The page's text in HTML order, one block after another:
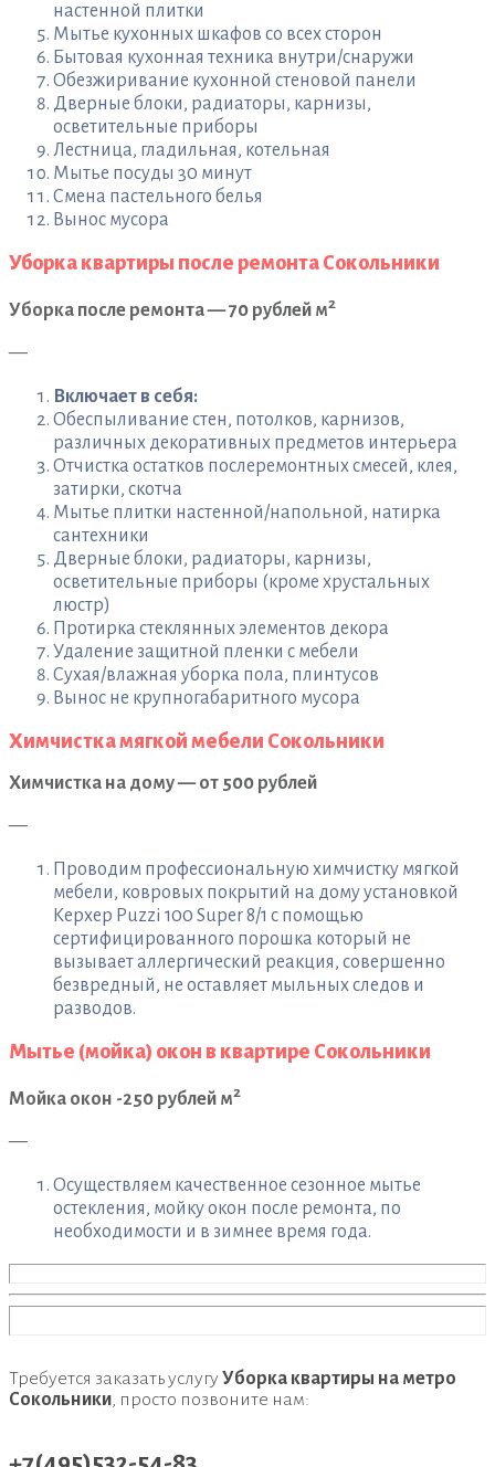
настенной плитки
Мытье кухонных шкафов со всех сторон
Бытовая кухонная техника внутри/снаружи
Обезжиривание кухонной стеновой панели
Дверные блоки, радиаторы, карнизы,
осветительные приборы
Лестница, гладильная, котельная
Мытье посуды 30 минут
Смена пастельного белья
Вынос мусора
Уборка квартиры после ремонта Сокольники
Уборка после ремонта — 70 рублей м2
—
Включает в себя:
Обеспыливание стен, потолков, карнизов,
различных декоративных предметов интерьера
Отчистка остатков послеремонтных смесей, клея,
затирки, скотча
Мытье плитки настенной/напольной, натирка
сантехники
Дверные блоки, радиаторы, карнизы,
осветительные приборы (кроме хрустальных
люстр)
Протирка стеклянных элементов декора
Удаление защитной пленки с мебели
Сухая/влажная уборка пола, плинтусов
Вынос не крупногабаритного мусора
Химчистка мягкой мебели Сокольники
Химчистка на дому — от 500 рублей
—
Проводим профессиональную химчистку мягкой
мебели, ковровых покрытий на дому установкой
Керхер Puzzi 100 Super 8/1 с помощью
сертифицированного порошка который не
вызывает аллергический реакция, совершенно
безвредный, не оставляет мыльных следов и
разводов.
Мытье (мойка) окон в квартире Сокольники
Мойка окон -250 рублей м2
—
Осуществляем качественное сезонное мытье
остекления, мойку окон после ремонта, по
необходимости и в зимнее время года.
Требуется заказать услугу Уборка квартиры на метро
Сокольники, просто позвоните нам: